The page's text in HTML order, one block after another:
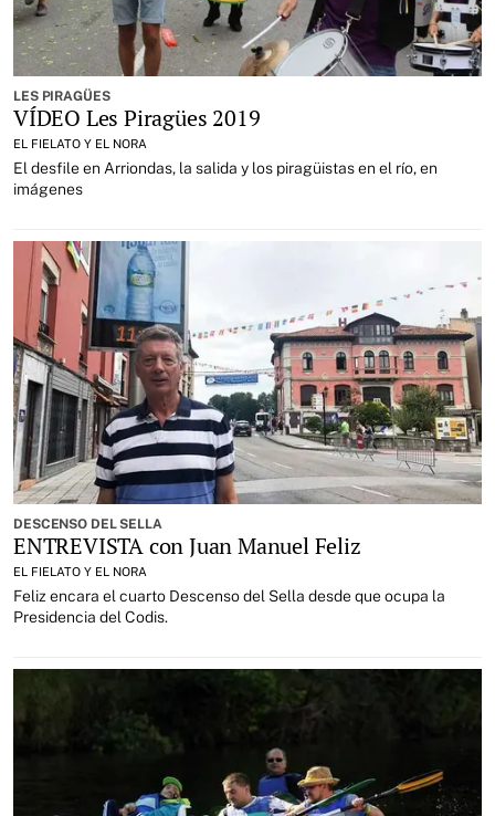
LES PIRAGÜES
VÍDEO Les Piragües 2019
EL FIELATO Y EL NORA
El desfile en Arriondas, la salida y los piragüistas en el río, en
imágenes
DESCENSO DEL SELLA
ENTREVISTA con Juan Manuel Feliz
EL FIELATO Y EL NORA
Feliz encara el cuarto Descenso del Sella desde que ocupa la
Presidencia del Codis.